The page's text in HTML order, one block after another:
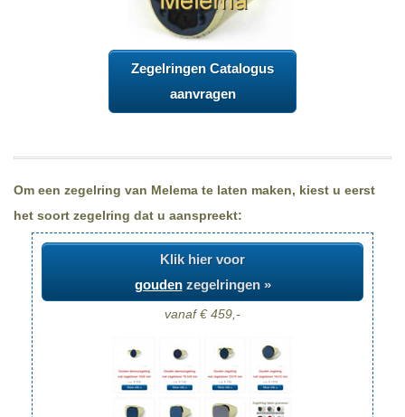
Zegelringen Catalogus
aanvragen
Om een zegelring van Melema te laten maken, kiest u eerst
het soort zegelring dat u aanspreekt:
Klik hier voor
goudenzegelringen »
vanaf € 459,-